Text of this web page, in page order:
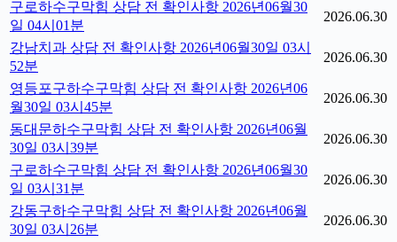
구로하수구막힘 상담 전 확인사항 2026년06월30
일 04시01분
2026.06.30
강남치과 상담 전 확인사항 2026년06월30일 03시
52분
2026.06.30
영등포구하수구막힘 상담 전 확인사항 2026년06
월30일 03시45분
2026.06.30
동대문하수구막힘 상담 전 확인사항 2026년06월
30일 03시39분
2026.06.30
구로하수구막힘 상담 전 확인사항 2026년06월30
일 03시31분
2026.06.30
강동구하수구막힘 상담 전 확인사항 2026년06월
30일 03시26분
2026.06.30